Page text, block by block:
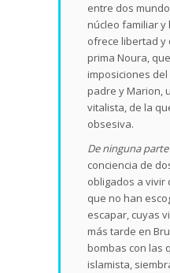
entre dos
núcleo familiar y
ofrece libertad y
prima Noura,
imposiciones
padre y Marion,
vitalista, de la
obsesiva.
De ninguna parte
conciencia de
obligados a vivir
que no han
escapar, cuyas
más tarde en
bombas con las
islamista,